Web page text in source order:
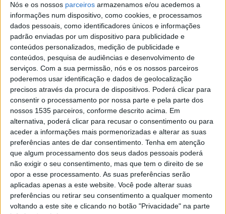
Nós e os nossos parceiros armazenamos e/ou acedemos a
informações num dispositivo, como cookies, e processamos
dados pessoais, como identificadores únicos e informações
padrão enviadas por um dispositivo para publicidade e
conteúdos personalizados, medição de publicidade e
conteúdos, pesquisa de audiências e desenvolvimento de
serviços. Com a sua permissão, nós e os nossos parceiros
poderemos usar identificação e dados de geolocalização
precisos através da procura de dispositivos. Poderá clicar para
consentir o processamento por nossa parte e pela parte dos
nossos 1535 parceiros, conforme descrito acima. Em
alternativa, poderá clicar para recusar o consentimento ou para
aceder a informações mais pormenorizadas e alterar as suas
preferências antes de dar consentimento. Tenha em atenção
que algum processamento dos seus dados pessoais poderá
não exigir o seu consentimento, mas que tem o direito de se
opor a esse processamento. As suas preferências serão
aplicadas apenas a este website. Você pode alterar suas
preferências ou retirar seu consentimento a qualquer momento
voltando a este site e clicando no botão "Privacidade" na parte
de colecionadores locais e da região, desafiando-os a
expor objetos reunidos ao longo do tempo. Entre os
exemplos encontram-se moedas, selos, brinquedos,
peças de artesanato, ferramentas, fotografias, livros,
discos ou outros objetos do quotidiano com significado
pessoal e histórico.
A autarquia destaca que cada coleção representa mais do
que um conjunto de peças, sendo antes um testemunho
individual carregado de histórias, memórias e identidade.
Nesse sentido, o projeto pretende dar visibilidade a
essas narrativas, promovendo a ligação entre o
património pessoal e a identidade coletiva.
Além das exposições, “A Minha Coleção” irá incluir um
conjunto de atividades complementares, como visitas